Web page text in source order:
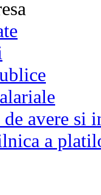
avere si
a